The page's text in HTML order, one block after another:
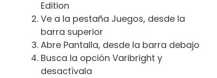
Edition
Ve a la pestaña Juegos, desde la
barra superior
Abre Pantalla, desde la barra debajo
Busca la opción Varibright y
desactívala